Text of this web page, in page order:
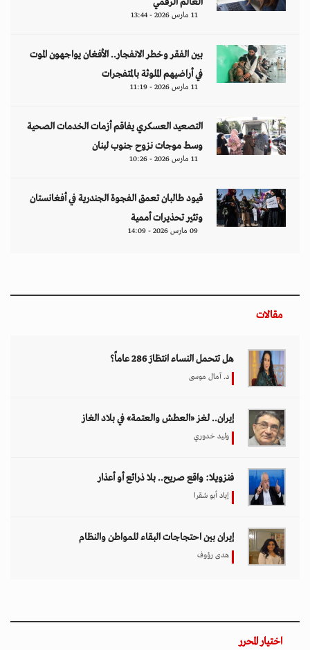
11 مارس 2026 - 13:44
بين الفقر وخطر الانفجار.. الأفغان يواجهون الموت
في أراضيهم الملوثة بالمتفجرات
11 مارس 2026 - 11:19
التصعيد العسكري يفاقم أزمات الخدمات الصحية
وسط موجات نزوح جنوب لبنان
11 مارس 2026 - 10:26
قيود طالبان تعمق الفجوة الجندرية في أفغانستان
وتثير تحذيرات أممية
09 مارس 2026 - 14:09
مقالات
هل تتحمل النساء انتظارَ 286 عاماً؟
د. آمال موسى
إيران.. لغز «العطش والعتمة» في بلاد الغاز
وليد خدوري
فنزويلا: واقع صريح.. بلا ذرائع أو أعذار
إياد أبو شقرا
إيران بين احتجاجات البقاء للمواطن والنظام
هدى رؤوف
اختيار المحرر